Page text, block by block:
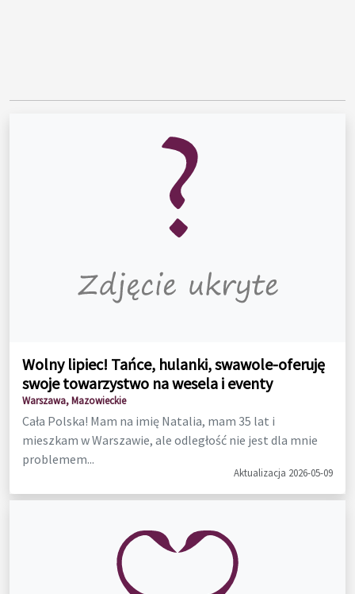
Wolny lipiec! Tańce, hulanki, swawole-oferuję
swoje towarzystwo na wesela i eventy
Warszawa, Mazowieckie
Cała Polska! Mam na imię Natalia, mam 35 lat i
mieszkam w Warszawie, ale odległość nie jest dla mnie
problemem...
Aktualizacja 2026-05-09